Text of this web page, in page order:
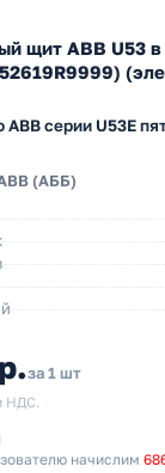
щит ABB U53
серии U53Е
(АББ)
за 1 шт
НДС.
начислим